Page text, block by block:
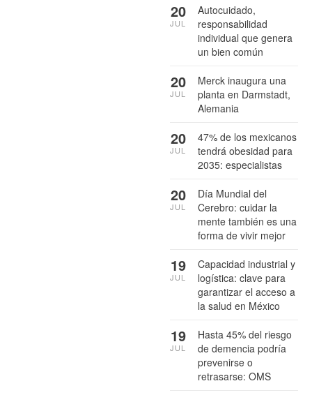
Autocuidado,
responsabilidad
individual que genera
un bien común
20
JUL
Merck inaugura una
planta en Darmstadt,
Alemania
20
JUL
47% de los mexicanos
tendrá obesidad para
2035: especialistas
20
JUL
Día Mundial del
Cerebro: cuidar la
mente también es una
forma de vivir mejor
20
JUL
Capacidad industrial y
logística: clave para
garantizar el acceso a
la salud en México
19
JUL
Hasta 45% del riesgo
de demencia podría
prevenirse o
retrasarse: OMS
19
JUL